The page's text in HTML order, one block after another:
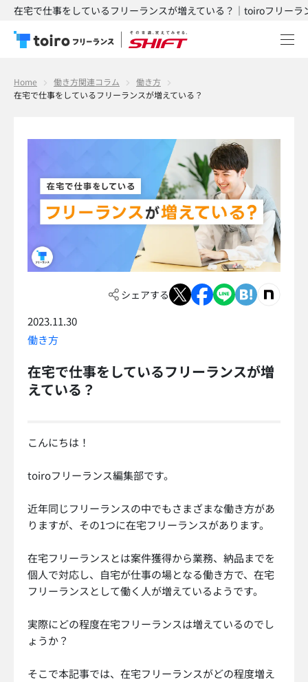
在宅で仕事をしているフリーランスが増えている？｜toiroフリーラ
Home 働き方関連コラム
働き方
在宅で仕事をしているフリーランスが増えている？
シェアする
2023.11.30
働き方
在宅で仕事をしているフリーランスが増
えている？
こんにちは！
toiroフリーランス編集部です。
近年同じフリーランスの中でもさまざまな働き方があ
りますが、その1つに在宅フリーランスがあります。
在宅フリーランスとは案件獲得から業務、納品までを
個人で対応し、自宅が仕事の場となる働き方で、在宅
フリーランスとして働く人が増えているようです。
実際にどの程度在宅フリーランスは増えているのでし
ょうか？
そこで本記事では、在宅フリーランスがどの程度増え